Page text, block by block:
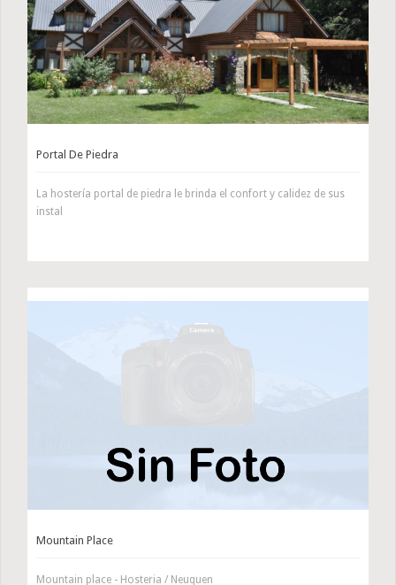
Portal De Piedra
La hostería portal de piedra le brinda el confort y calidez de sus
instal
Mountain Place
Mountain place - Hosteria / Neuquen